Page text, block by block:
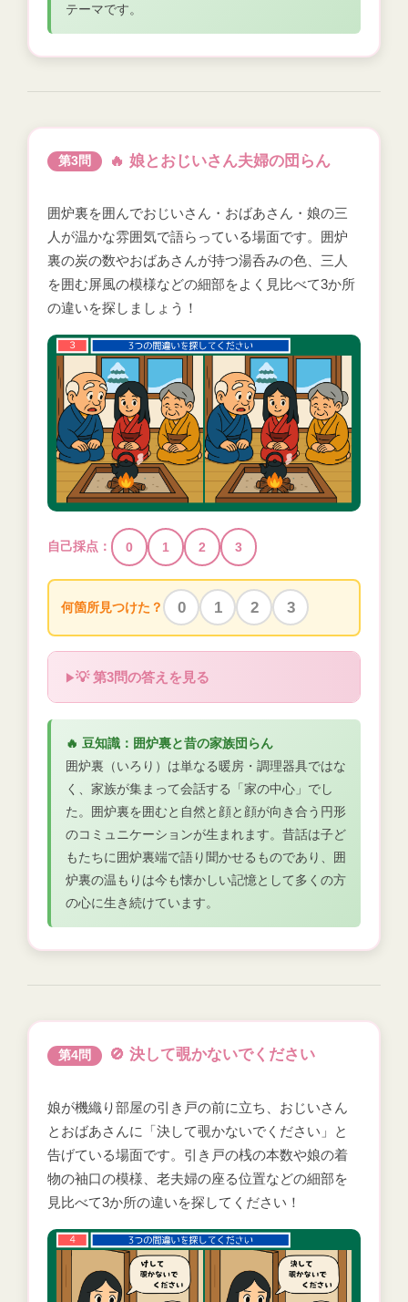
テーマです。
第3問 🔥 娘とおじいさん夫婦の団らん
囲炉裏を囲んでおじいさん・おばあさん・娘の三
人が温かな雰囲気で語らっている場面です。囲炉
裏の炭の数やおばあさんが持つ湯呑みの色、三人
を囲む屏風の模様などの細部をよく見比べて3か所
の違いを探しましょう！
自己採点： 0 1 2 3
何箇所見つけた？ 0 1 2 3
💡 第3問の答えを見る
🔥 豆知識：囲炉裏と昔の家族団らん
囲炉裏（いろり）は単なる暖房・調理器具ではな
く、家族が集まって会話する「家の中心」でし
た。囲炉裏を囲むと自然と顔と顔が向き合う円形
のコミュニケーションが生まれます。昔話は子ど
もたちに囲炉裏端で語り聞かせるものであり、囲
炉裏の温もりは今も懐かしい記憶として多くの方
の心に生き続けています。
第4問 🚫 決して覗かないでください
娘が機織り部屋の引き戸の前に立ち、おじいさん
とおばあさんに「決して覗かないでください」と
告げている場面です。引き戸の桟の本数や娘の着
物の袖口の模様、老夫婦の座る位置などの細部を
見比べて3か所の違いを探してください！